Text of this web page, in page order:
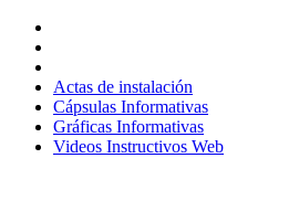
contenido
Actas de instalación
Cápsulas Informativas
Gráficas Informativas
Videos Instructivos Web